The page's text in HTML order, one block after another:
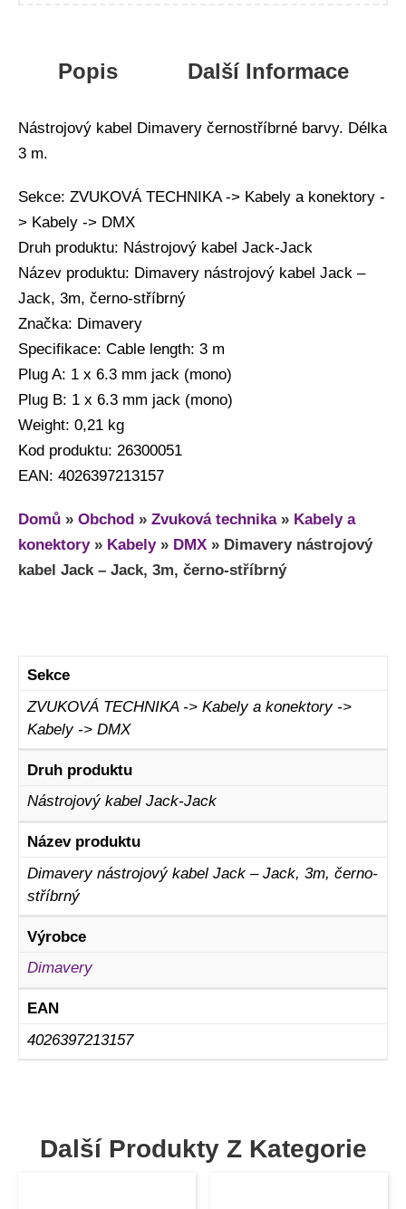
Popis Další Informace
Nástrojový kabel Dimavery černostříbrné barvy. Délka
3 m.
Sekce: ZVUKOVÁ TECHNIKA -> Kabely a konektory -
> Kabely -> DMX
Druh produktu: Nástrojový kabel Jack-Jack
Název produktu: Dimavery nástrojový kabel Jack –
Jack, 3m, černo-stříbrný
Značka: Dimavery
Specifikace: Cable length: 3 m
Plug A: 1 x 6.3 mm jack (mono)
Plug B: 1 x 6.3 mm jack (mono)
Weight: 0,21 kg
Kod produktu: 26300051
EAN: 4026397213157
Domů » Obchod » Zvuková technika» Kabely a
konektory» Kabely» DMX » Dimavery nástrojový
kabel Jack – Jack, 3m, černo-stříbrný
Sekce
ZVUKOVÁ TECHNIKA -> Kabely a konektory ->
Kabely -> DMX
Druh produktu
Nástrojový kabel Jack-Jack
Název produktu
Dimavery nástrojový kabel Jack – Jack, 3m, černo-
stříbrný
Výrobce
Dimavery
EAN
4026397213157
Další Produkty Z Kategorie